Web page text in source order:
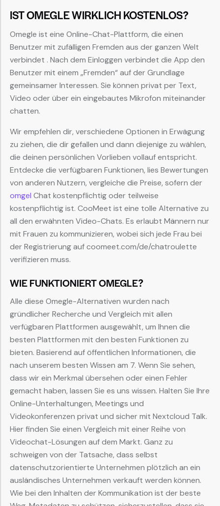
IST OMEGLE WIRKLICH KOSTENLOS?
Omegle ist eine Online-Chat-Plattform, die einen
Benutzer mit zufälligen Fremden aus der ganzen Welt
verbindet . Nach dem Einloggen verbindet die App den
Benutzer mit einem „Fremden“ auf der Grundlage
gemeinsamer Interessen. Sie können privat per Text,
Video oder über ein eingebautes Mikrofon miteinander
chatten.
Wir empfehlen dir, verschiedene Optionen in Erwägung
zu ziehen, die dir gefallen und dann diejenige zu wählen,
die deinen persönlichen Vorlieben vollauf entspricht.
Entdecke die verfügbaren Funktionen, lies Bewertungen
von anderen Nutzern, vergleiche die Preise, sofern der
omgel Chat kostenpflichtig oder teilweise
kostenpflichtig ist. CooMeet ist eine tolle Alternative zu
all den erwähnten Video-Chats. Es erlaubt Männern nur
mit Frauen zu kommunizieren, wobei sich jede Frau bei
der Registrierung auf coomeet.com/de/chatroulette
verifizieren muss.
WIE FUNKTIONIERT OMEGLE?
Alle diese Omegle-Alternativen wurden nach
gründlicher Recherche und Vergleich mit allen
verfügbaren Plattformen ausgewählt, um Ihnen die
besten Plattformen mit den besten Funktionen zu
bieten. Basierend auf öffentlichen Informationen, die
nach unserem besten Wissen am 7. Wenn Sie sehen,
dass wir ein Merkmal übersehen oder einen Fehler
gemacht haben, lassen Sie es uns wissen. Halten Sie Ihre
Online-Unterhaltungen, Meetings und
Videokonferenzen privat und sicher mit Nextcloud Talk.
Hier finden Sie einen Vergleich mit einer Reihe von
Videochat-Lösungen auf dem Markt. Ganz zu
schweigen von der Tatsache, dass selbst
datenschutzorientierte Unternehmen plötzlich an ein
ausländisches Unternehmen verkauft werden können.
Wie bei den Inhalten der Kommunikation ist der beste